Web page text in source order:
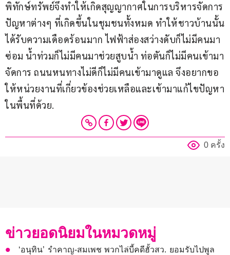
พิทักษ์ทรัพย์จึงทําให้เกิดสุญญากาศในการบริหารจัดการ
ปัญหาต่างๆ ที่เกิดขึ้นในชุมชนทั้งหมด ทําให้ชาวบ้านนั้น
ได้รับความเดือดร้อนมาก ไฟฟ้าส่องสว่างดับก็ไม่มีคนมา
ซ่อม น้ำท่วมก็ไม่มีคนมาช่วยสูบน้ำ ท่อตันก็ไม่มีคนเข้ามา
จัดการ ถนนหนทางไม่ดีก็ไม่มีคนเข้ามาดูแล จึงอยากขอ
ให้หน่วยงานที่เกี่ยวข้องช่วยเหลือและเข้ามาแก้ไขปัญหา
ในพื้นที่ด้วย.
0 ครั้ง
ข่าวยอดนิยมในหมวดหมู่
‘อนุทิน’ รำคาญ-สมเพช พวกไล่บี้คดีฮั้วสว. ยอมรับไปพูล